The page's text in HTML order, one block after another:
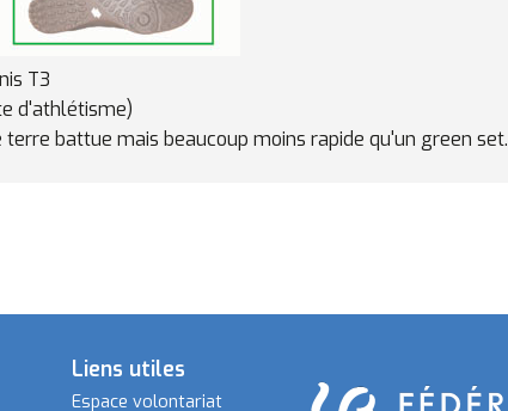
T3
d'athlétisme)
battue mais beaucoup moins rapide qu'un green set.
Liens utiles
Espace volontariat